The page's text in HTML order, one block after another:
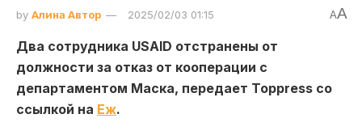
by Алина Автор 2025/02/03 01:15 AA
Два сотрудника USAID отстранены от
должности за отказ от кооперации с
департаментом Маска, передает Toppress со
ссылкой на Еж.